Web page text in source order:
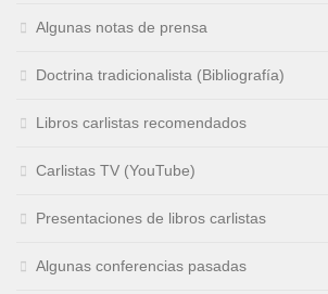
Algunas notas de prensa
Doctrina tradicionalista (Bibliografía)
Libros carlistas recomendados
Carlistas TV (YouTube)
Presentaciones de libros carlistas
Algunas conferencias pasadas